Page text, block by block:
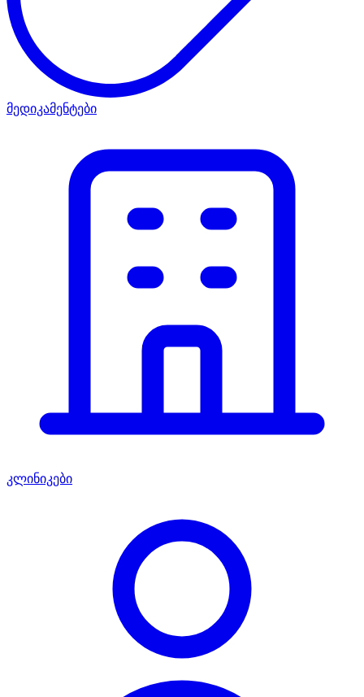
მედიკამენტები
კლინიკები